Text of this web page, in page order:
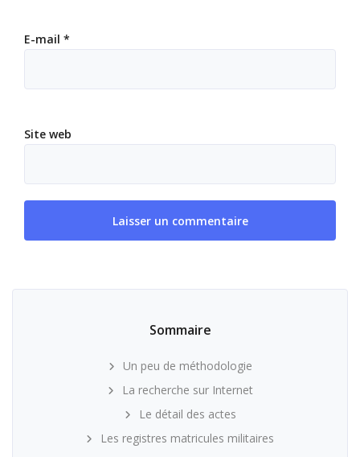
E-mail *
Site web
Sommaire
Un peu de méthodologie
La recherche sur Internet
Le détail des actes
Les registres matricules militaires